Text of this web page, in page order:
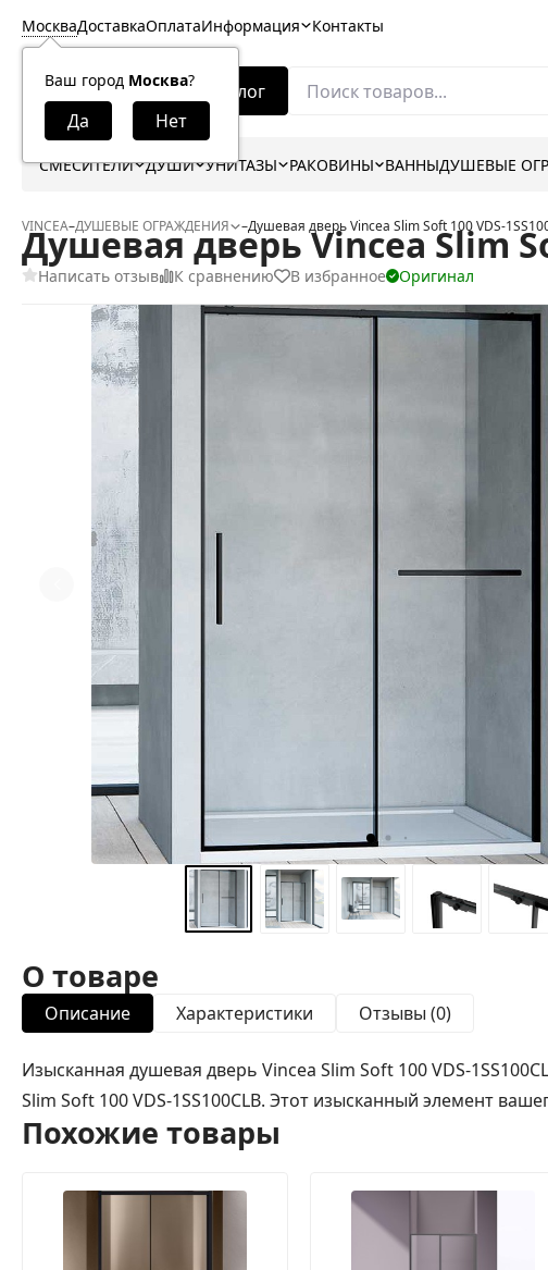
Москва
Ваш город Москва?
ДоставкаОплатаИнформация Контакты
Каталог
СМЕСИТЕЛИ ДУШИ УНИТАЗЫ РАКОВИНЫ ВАННЫДУШЕВЫЕ
VINCEA–ДУШЕВЫЕ ОГРАЖДЕНИЯ –Душевая дверь Vincea Slim Soft 100 VDS-
Душевая дверь Vincea Slim
Написать отзыв К сравнению В избранное Оригинал
О товаре
Описание Характеристики Отзывы (0)
Изысканная душевая дверь Vincea Slim Soft 100 VDS-
Slim Soft 100 VDS-1SS100CLB. Этот изысканный элемент
Похожие товары